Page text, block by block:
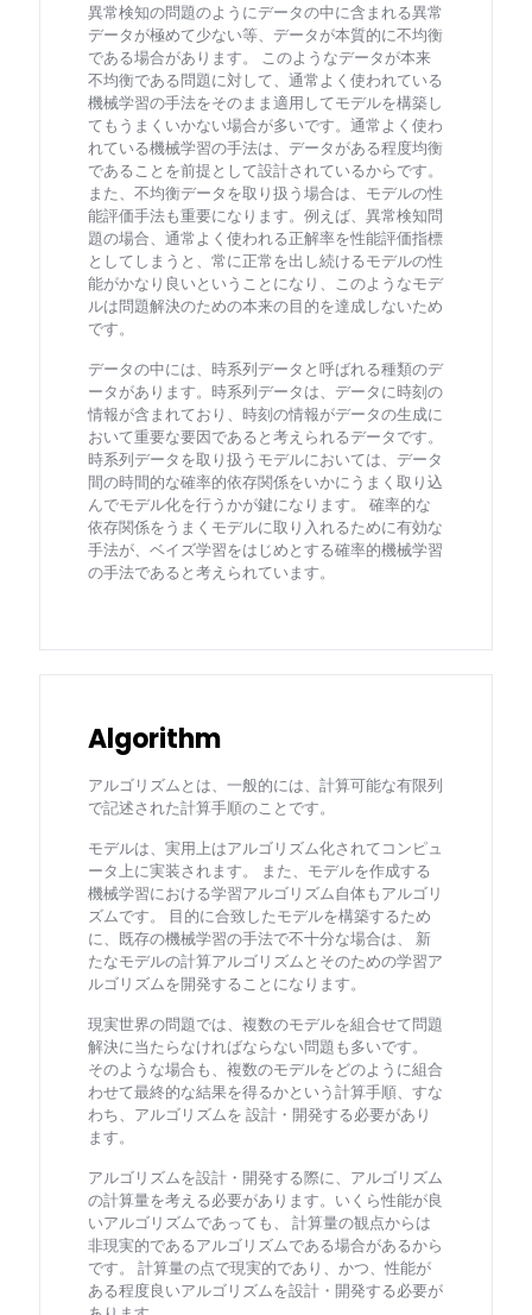
異常検知の問題のようにデータの中に含まれる異常
データが極めて少ない等、データが本質的に不均衡
である場合があります。 このようなデータが本来
不均衡である問題に対して、通常よく使われている
機械学習の手法をそのまま適用してモデルを構築し
てもうまくいかない場合が多いです。通常よく使わ
れている機械学習の手法は、データがある程度均衡
であることを前提として設計されているからです。
また、不均衡データを取り扱う場合は、モデルの性
能評価手法も重要になります。例えば、異常検知問
題の場合、通常よく使われる正解率を性能評価指標
としてしまうと、常に正常を出し続けるモデルの性
能がかなり良いということになり、このようなモデ
ルは問題解決のための本来の目的を達成しないため
です。
データの中には、時系列データと呼ばれる種類のデ
ータがあります。時系列データは、データに時刻の
情報が含まれており、時刻の情報がデータの生成に
おいて重要な要因であると考えられるデータです。
時系列データを取り扱うモデルにおいては、データ
間の時間的な確率的依存関係をいかにうまく取り込
んでモデル化を行うかが鍵になります。 確率的な
依存関係をうまくモデルに取り入れるために有効な
手法が、ベイズ学習をはじめとする確率的機械学習
の手法であると考えられています。
Algorithm
アルゴリズムとは、一般的には、計算可能な有限列
で記述された計算手順のことです。
モデルは、実用上はアルゴリズム化されてコンピュ
ータ上に実装されます。 また、モデルを作成する
機械学習における学習アルゴリズム自体もアルゴリ
ズムです。 目的に合致したモデルを構築するため
に、既存の機械学習の手法で不十分な場合は、 新
たなモデルの計算アルゴリズムとそのための学習ア
ルゴリズムを開発することになります。
現実世界の問題では、複数のモデルを組合せて問題
解決に当たらなければならない問題も多いです。
そのような場合も、複数のモデルをどのように組合
わせて最終的な結果を得るかという計算手順、すな
わち、アルゴリズムを 設計・開発する必要があり
ます。
アルゴリズムを設計・開発する際に、アルゴリズム
の計算量を考える必要があります。いくら性能が良
いアルゴリズムであっても、 計算量の観点からは
非現実的であるアルゴリズムである場合があるから
です。 計算量の点で現実的であり、かつ、性能が
ある程度良いアルゴリズムを設計・開発する必要が